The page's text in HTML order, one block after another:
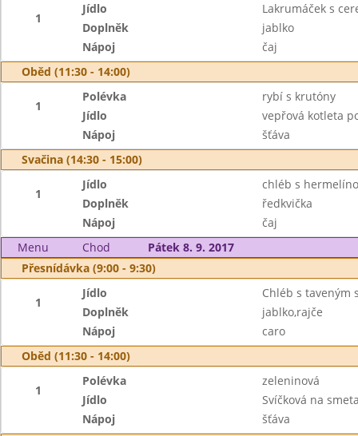
1
Jídlo
Lakrumáček s
Doplněk
jablko
Nápoj
čaj
Oběd (11:30 - 14:00)
1
Polévka
rybí s krutóny
Jídlo
vepřová kotleta
Nápoj
šťáva
Svačina (14:30 - 15:00)
1
Jídlo
chléb s
Doplněk
ředkvička
Nápoj
čaj
Menu
Chod
Pátek 8. 9. 2017
Přesnídávka (9:00 - 9:30)
1
Jídlo
Chléb s taveným
Doplněk
jablko,rajče
Nápoj
caro
Oběd (11:30 - 14:00)
1
Polévka
zeleninová
Jídlo
Svíčková na
Nápoj
šťáva